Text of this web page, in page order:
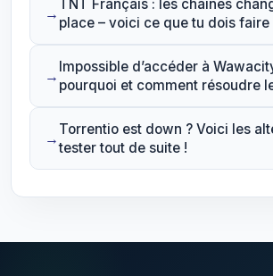
TNT Français : les chaînes
place – voici ce que tu dois faire
Impossible d’accéder à
pourquoi et comment résoudre
Torrentio est down ? Voici les
tester tout de suite !